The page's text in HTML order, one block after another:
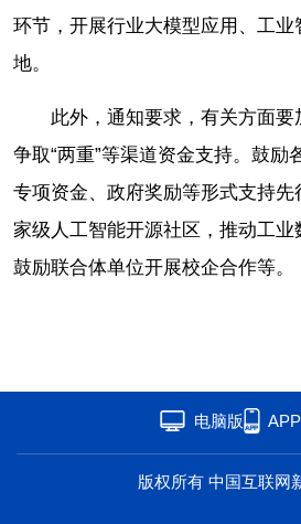
环节，开展行业大模型应用、工业
地。
此外，通知要求，有关方面
争取“两重”等渠道资金支持。鼓励
专项资金、政府奖励等形式支持先
家级人工智能开源社区，推动工业
鼓励联合体单位开展校企合作等。
电脑版
版权所有 中国互联网